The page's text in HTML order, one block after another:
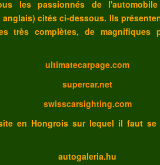
les passionnés de
cités ci-dessous. Ils
très complètes, de magnifiques
ultimatecarpage.com
supercar.net
swisscarsighting.com
en Hongrois sur lequel il faut se
autogaleria.hu